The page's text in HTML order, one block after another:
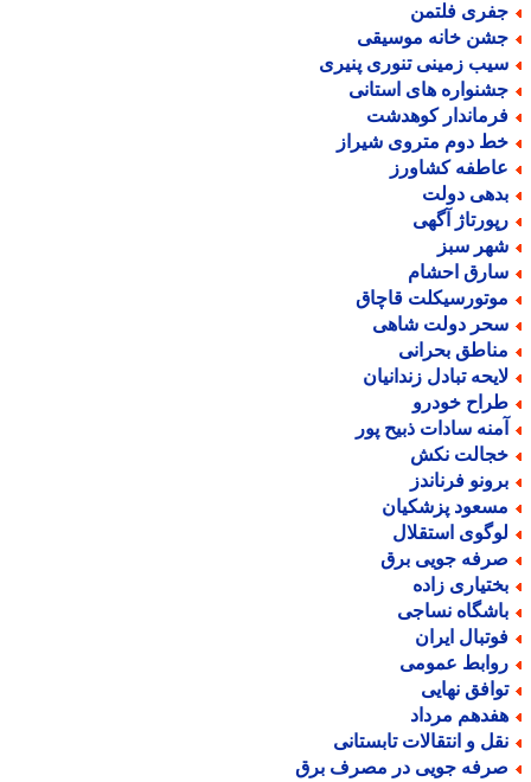
فلتمن
خانه موسیقی
زمینی تنوری پنیری
های استانی
کوهدشت
دوم متروی شیراز
کشاورز
دولت
آگهی
سبز
احشام
قاچاق
دولت شاهی
بحرانی
تبادل زندانیان
خودرو
سادات ذبیح پور
نکش
فرناندز
پزشکیان
استقلال
جویی برق
زاده
نساجی
ایران
عمومی
نهایی
مرداد
و انتقالات تابستانی
جویی در مصرف برق